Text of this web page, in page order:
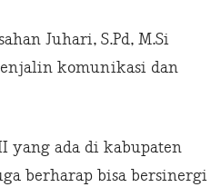
Juhari, S.Pd, M.Si
komunikasi dan
yang ada di kabupaten
berharap bisa bersinergi